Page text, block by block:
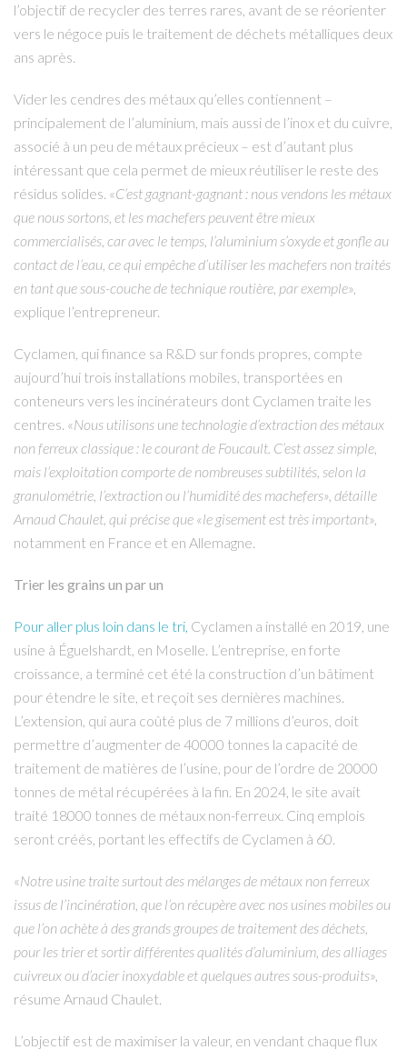
l’objectif de recycler des terres rares, avant de se réorienter
vers le négoce puis le traitement de déchets métalliques deux
ans après.
Vider les cendres des métaux qu’elles contiennent –
principalement de l’aluminium, mais aussi de l’inox et du cuivre,
associé à un peu de métaux précieux – est d’autant plus
intéressant que cela permet de mieux réutiliser le reste des
résidus solides. «C’est gagnant-gagnant : nous vendons les métaux
que nous sortons, et les machefers peuvent être mieux
commercialisés, car avec le temps, l’aluminium s’oxyde et gonfle au
contact de l’eau, ce qui empêche d’utiliser les machefers non traités
en tant que sous-couche de technique routière, par exemple»,
explique l’entrepreneur.
Cyclamen, qui finance sa R&D sur fonds propres, compte
aujourd’hui trois installations mobiles, transportées en
conteneurs vers les incinérateurs dont Cyclamen traite les
centres. «Nous utilisons une technologie d’extraction des métaux
non ferreux classique : le courant de Foucault. C’est assez simple,
mais l’exploitation comporte de nombreuses subtilités, selon la
granulométrie, l’extraction ou l’humidité des machefers», détaille
Arnaud Chaulet, qui précise que «le gisement est très important»,
notamment en France et en Allemagne.
Trier les grains un par un
Pour aller plus loin dans le tri, Cyclamen a installé en 2019, une
usine à Éguelshardt, en Moselle. L’entreprise, en forte
croissance, a terminé cet été la construction d’un bâtiment
pour étendre le site, et reçoit ses dernières machines.
L’extension, qui aura coûté plus de 7 millions d’euros, doit
permettre d’augmenter de 40000 tonnes la capacité de
traitement de matières de l’usine, pour de l’ordre de 20000
tonnes de métal récupérées à la fin. En 2024, le site avait
traité 18000 tonnes de métaux non-ferreux. Cinq emplois
seront créés, portant les effectifs de Cyclamen à 60.
«Notre usine traite surtout des mélanges de métaux non ferreux
issus de l’incinération, que l’on récupère avec nos usines mobiles ou
que l’on achète à des grands groupes de traitement des déchets,
pour les trier et sortir différentes qualités d’aluminium, des alliages
cuivreux ou d’acier inoxydable et quelques autres sous-produits»,
résume Arnaud Chaulet.
L’objectif est de maximiser la valeur, en vendant chaque flux